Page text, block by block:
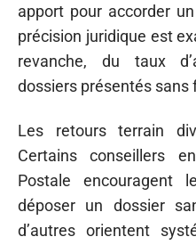
apport pour accorder
précision juridique est
revanche, du taux
dossiers présentés sans
Les retours terrain
Certains conseillers
Postale encouragent
déposer un dossier
d’autres orientent